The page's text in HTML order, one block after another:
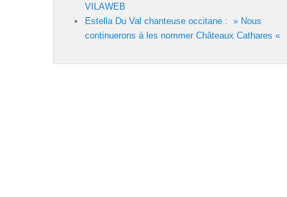
VILAWEB
Estella Du Val chanteuse occitane : » Nous
continuerons à les nommer Châteaux Cathares «